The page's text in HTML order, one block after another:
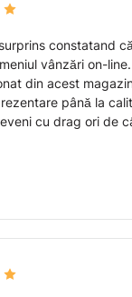
constatand
vânzări on-
din acest
până la
cu drag ori de